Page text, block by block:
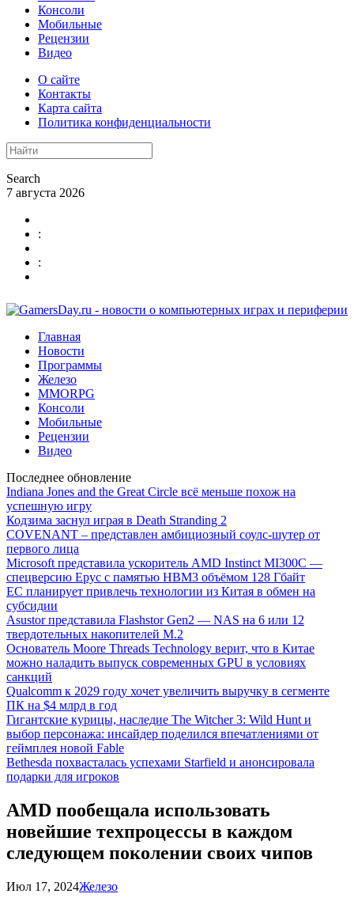
Консоли
Мобильные
Рецензии
Видео
О сайте
Контакты
Карта сайта
Политика конфиденциальности
Search
7 августа 2026
:
:
Главная
Новости
Программы
Железо
MMORPG
Консоли
Мобильные
Рецензии
Видео
Последнее обновление
Indiana Jones and the Great Circle всё меньше похож на
успешную игру
Кодзима заснул играя в Death Stranding 2
COVENANT – представлен амбициозный соулс-шутер от
первого лица
Microsoft представила ускоритель AMD Instinct MI300C —
спецверсию Epyc с памятью HBM3 объёмом 128 Гбайт
ЕС планирует привлечь технологии из Китая в обмен на
субсидии
Asustor представила Flashstor Gen2 — NAS на 6 или 12
твердотельных накопителей M.2
Основатель Moore Threads Technology верит, что в Китае
можно наладить выпуск современных GPU в условиях
санкций
Qualcomm к 2029 году хочет увеличить выручку в сегменте
ПК на $4 млрд в год
Гигантские курицы, наследие The Witcher 3: Wild Hunt и
выбор персонажа: инсайдер поделился впечатлениями от
геймплея новой Fable
Bethesda похвасталась успехами Starfield и анонсировала
подарки для игроков
AMD пообещала использовать
новейшие техпроцессы в каждом
следующем поколении своих чипов
Июл 17, 2024Железо